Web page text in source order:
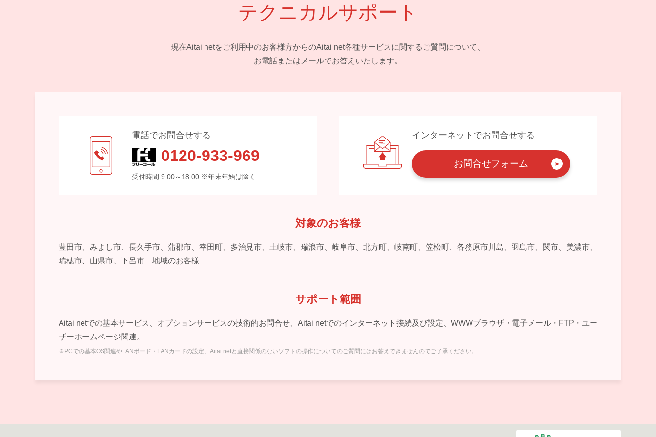
テクニカルサポート
現在Aitai netをご利用中のお客様方からのAitai net各種サービスに関するご質問について、
お電話またはメールでお答えいたします。
電話でお問合せする
0120-933-969
受付時間 9:00～18:00 ※年末年始は除く
インターネットでお問合せする
お問合せフォーム
対象のお客様
豊田市、みよし市、長久手市、蒲郡市、幸田町、多治見市、土岐市、瑞浪市、岐阜市、北方町、岐南町、笠松町、各務原市川島、羽島市、関市、美濃市、
瑞穂市、山県市、下呂市 地域のお客様
サポート範囲
Aitai netでの基本サービス、オプションサービスの技術的お問合せ、Aitai netでのインターネット接続及び設定、WWWブラウザ・電子メール・FTP・ユー
ザーホームページ関連。
※PCでの基本OS関連やLANボード・LANカードの設定、Aitai netと直接関係のないソフトの操作についてのご質問にはお答えできませんのでご了承ください。